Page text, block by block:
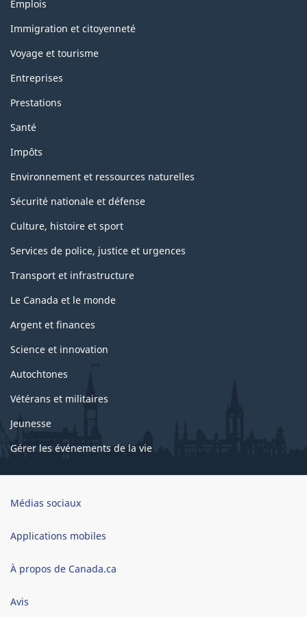
i
s
p
a
g
e
sujets
Emplois
Immigration et citoyenneté
Voyage et tourisme
Entreprises
Prestations
Santé
Impôts
Environnement et ressources naturelles
Sécurité nationale et défense
Culture, histoire et sport
Services de police, justice et urgences
Transport et infrastructure
Le Canada et le monde
Argent et finances
Science et innovation
Autochtones
Vétérans et militaires
Jeunesse
Gérer les événements de la vie
Brand
Médias sociaux
Applications mobiles
À propos de Canada.ca
Avis